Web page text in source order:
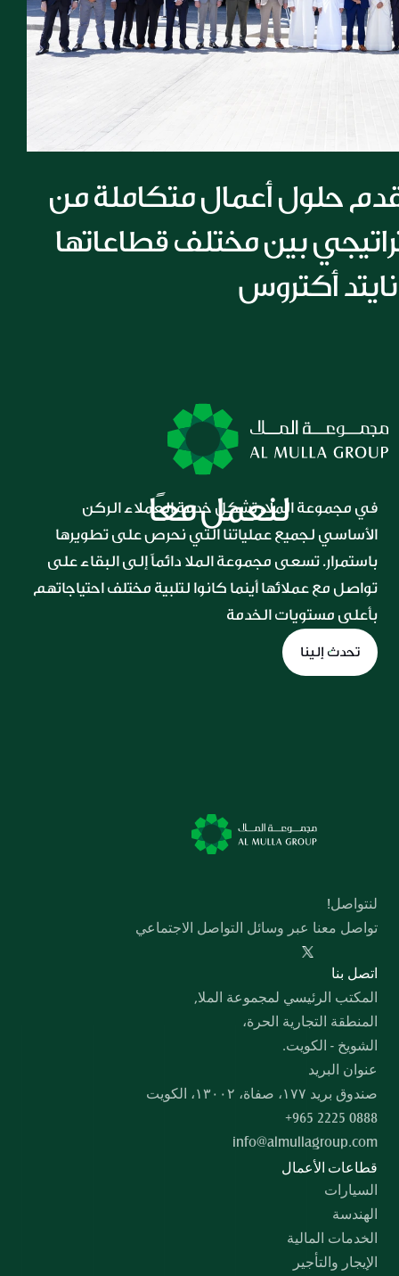
لنعمل معًا
بأعلى مستويات الخدمة
تحدث إلينا
لنتواصل!
تواصل معنا عبر وسائل التواصل الاجتماعي
  اﺗﺼﻞ ﺑﻨﺎ
المكتب الرئيسي لمجموعة الملا,
المنطقة التجارية الحرة،
الشويخ - الكويت.
عنوان البريد
صندوق بريد ۱۷۷، صفاة، ۱۳۰۰۲، الكويت
+965 2225 0888
info@almullagroup.com
قطاعات الأعمال
السيارات
الهندسة
الخدمات المالية
الإيجار والتأجير